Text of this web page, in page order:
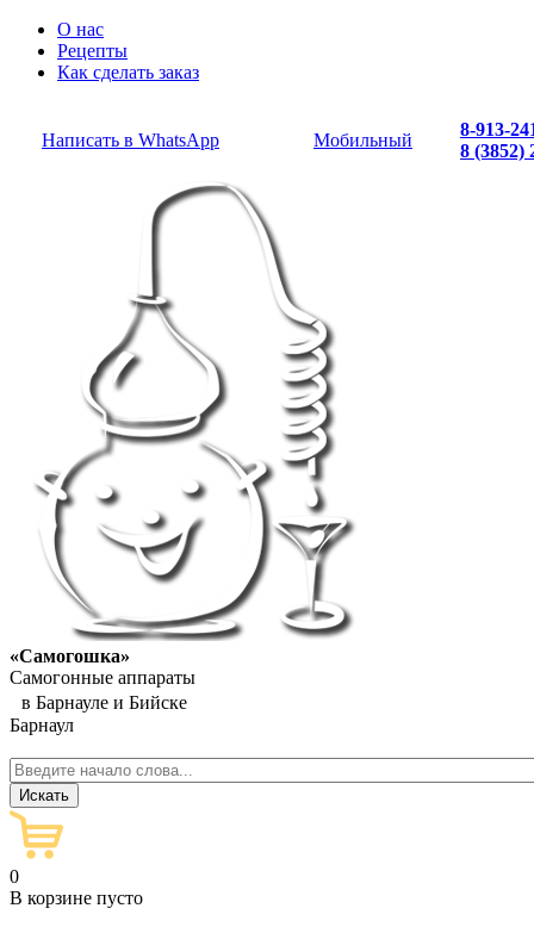
О нас
Рецепты
Как сделать заказ
Написать в WhatsApp Мобильный
8-913-
8 (3852)
«Самогошка»
Самогонные аппараты
в Барнауле и Бийске
Барнаул
0
В корзине пусто